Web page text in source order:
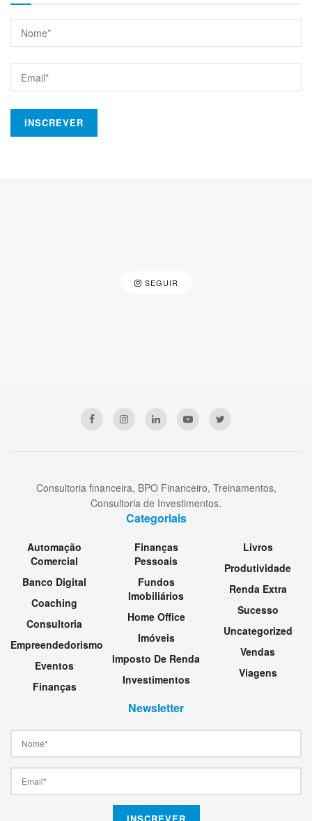
SEGUIR
Consultoria financeira, BPO Financeiro, Treinamentos,
Consultoria de Investimentos.
Categoriais
Automação
Comercial
Banco Digital
Coaching
Consultoria
Empreendedorismo
Eventos
Finanças
Finanças
Pessoais
Fundos
Imobiliários
Home Office
Imóveis
Imposto De Renda
Investimentos
Livros
Produtividade
Renda Extra
Sucesso
Uncategorized
Vendas
Viagens
Newsletter